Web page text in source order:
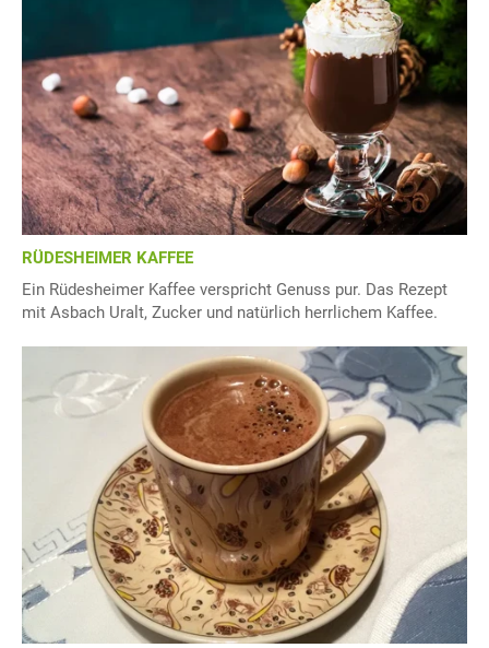
RÜDESHEIMER KAFFEE
Ein Rüdesheimer Kaffee verspricht Genuss pur. Das Rezept
mit Asbach Uralt, Zucker und natürlich herrlichem Kaffee.